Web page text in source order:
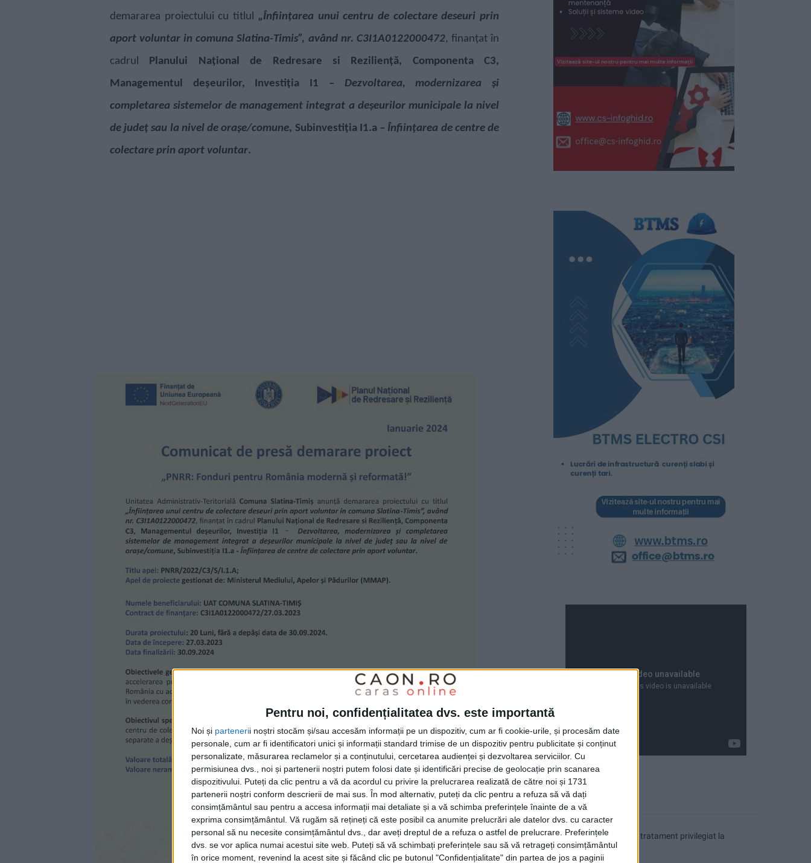
Pentru noi, confidențialitatea dvs. este importantă
Noi și partenerii noștri stocăm și/sau accesăm informații pe un dispozitiv, cum ar fi cookie-urile, și procesăm date
personale, cum ar fi identificatori unici și informații standard trimise de un dispozitiv pentru publicitate și conținut
personalizate, măsurarea reclamelor și a conținutului, cercetarea audienței și dezvoltarea serviciilor. Cu
permisiunea dvs., noi și partenerii noștri putem folosi date și identificări precise de geolocație prin scanarea
dispozitivului. Puteți da clic pentru a vă da acordul cu privire la prelucrarea realizată de către noi și 1731
partenerii noștri conform descrierii de mai sus. În mod alternativ, puteți da clic pentru a refuza să vă dați
consimțământul sau pentru a accesa informații mai detaliate și a vă schimba preferințele înainte de a vă
exprima consimțământul. Vă rugăm să rețineți că este posibil ca anumite prelucrări ale datelor dvs. cu caracter
personal să nu necesite consimțământul dvs., dar aveți dreptul de a refuza o astfel de prelucrare. Preferințele
dvs. se vor aplica numai acestui site web. Puteți să vă schimbați preferințele sau să vă retrageți consimțământul
în orice moment, revenind la acest site și făcând clic pe butonul "Confidențialitate" din partea de jos a paginii
demararea proiectului cu titlul „Înființarea unui centru de colectare deseuri prin
aport voluntar in comuna Slatina-Timis”, având nr. C3I1A0122000472, finanțat în
cadrul Planului Național de Redresare si Reziliență, Componenta C3,
Managementul deșeurilor, Investiția I1 – Dezvoltarea, modernizarea și
completarea sistemelor de management integrat a deșeurilor municipale la nivel
de județ sau la nivel de orașe/comune, Subinvestiția I1.a – Înființarea de centre de
colectare prin aport voluntar.
Articole recente
Coșei acuză: Primar cu tratament privilegiat la
Herculane!